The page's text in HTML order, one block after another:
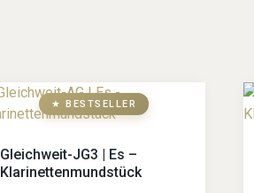
★ BESTSELLER
Gleichweit-JG3 | Es –
Klarinettenmundstück